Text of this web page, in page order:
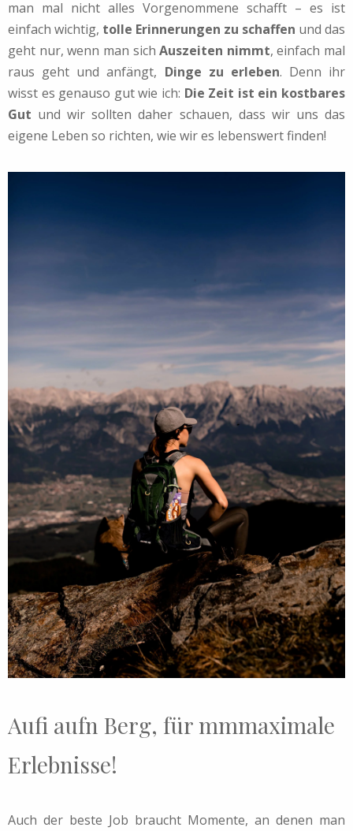
man mal nicht alles Vorgenommene schafft – es ist
einfach wichtig, tolle Erinnerungen zu schaffen und das
geht nur, wenn man sichAuszeiten nimmt, einfach mal
raus geht und anfängt, Dinge zu erleben. Denn ihr
wisst es genauso gut wie ich: Die Zeit ist ein kostbares
Gut und wir sollten daher schauen, dass wir uns das
eigene Leben so richten, wie wir es lebenswert finden!
Aufi aufn Berg, für mmmaximale
Erlebnisse!
Auch der beste Job braucht Momente, an denen man